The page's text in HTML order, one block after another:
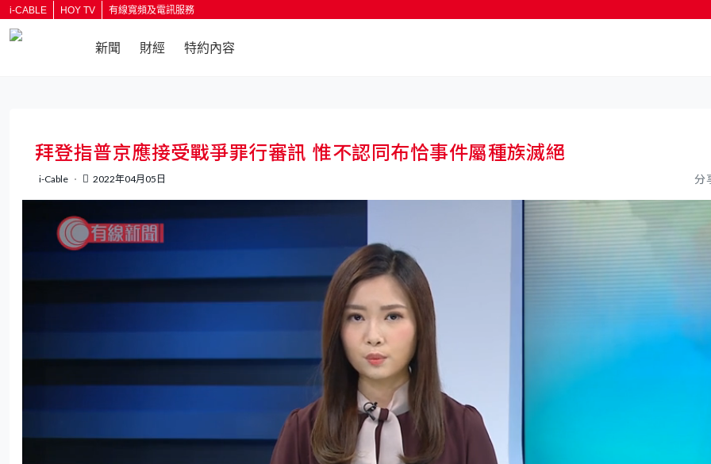
i-CABLE HOY TV 有線寬頻及電訊服務
新聞 財經 特約內容
拜登指普京應接受戰爭罪行審訊 惟不認同布恰事件屬種族滅絕
i-Cable 2022年04月05日 分